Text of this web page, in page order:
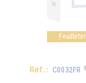
Feuilleter
Réf. : C0032FR